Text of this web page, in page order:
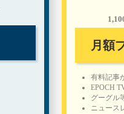
月額
有料記事
EPOCH
グーグル
ニュース